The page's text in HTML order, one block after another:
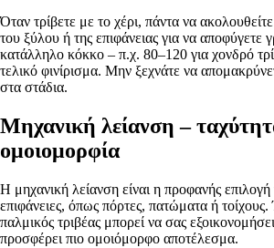
Όταν τρίβετε με το χέρι, πάντα να
του ξύλου ή της επιφάνειας για να αποφύγετε
κατάλληλο κόκκο – π.χ. 80–120 για χονδρό
τελικό φινίρισμα. Μην ξεχνάτε να
στα στάδια.
Μηχανική λείανση –
ομοιομορφία
Η μηχανική λείανση είναι η προφανής επιλογή
επιφάνειες, όπως πόρτες, πατώματα ή
παλμικός τριβέας μπορεί να σας
προσφέρει πιο ομοιόμορφο αποτέλεσμα.